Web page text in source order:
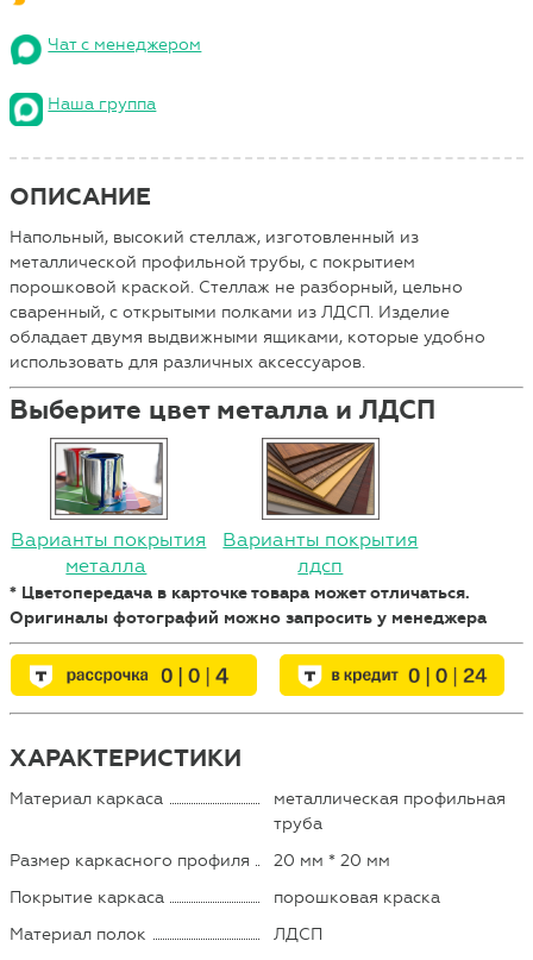
Чат с менеджером
Наша группа
ОПИСАНИЕ
Напольный, высокий стеллаж, изготовленный из
металлической профильной трубы, с покрытием
порошковой краской. Стеллаж не разборный, цельно
сваренный, с открытыми полками из ЛДСП. Изделие
обладает двумя выдвижными ящиками, которые удобно
использовать для различных аксессуаров.
Выберите цвет металла и ЛДСП
Варианты покрытия
металла
Варианты покрытия
лдсп
* Цветопередача в карточке товара может отличаться.
Оригиналы фотографий можно запросить у менеджера
ХАРАКТЕРИСТИКИ
Материал каркаса
металлическая профильная
труба
Размер каркасного профиля
20 мм * 20 мм
Покрытие каркаса
порошковая краска
Материал полок
ЛДСП